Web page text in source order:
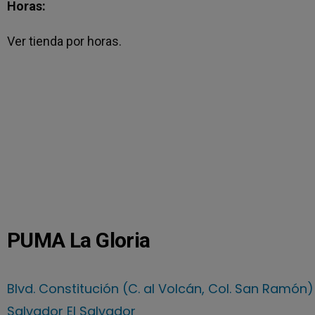
Horas:
Ver tienda por horas.
PUMA La Gloria
Blvd. Constitución (C. al Volcán, Col. San
Salvador El Salvador